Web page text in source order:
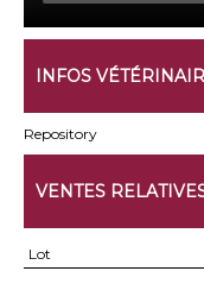
INFOS
Repository
VENTES
Lot